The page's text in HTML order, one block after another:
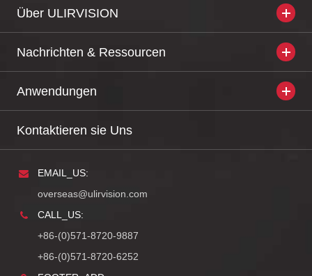
Über ULIRVISION
Nachrichten & Ressourcen
Anwendungen
Kontaktieren sie Uns
EMAIL_US:
overseas@ulirvision.com
CALL_US:
+86-(0)571-8720-9887
+86-(0)571-8720-6252